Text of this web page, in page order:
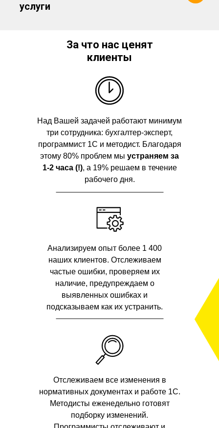
услуги
За что нас ценят
клиенты
Над Вашей задачей работают минимум
три сотрудника: бухгалтер-эксперт,
программист 1С и методист. Благодаря
этому 80% проблем мы устраняем за
1-2 часа (!), а 19% решаем в течение
рабочего дня.
Анализируем опыт более 1 400
наших клиентов. Отслеживаем
частые ошибки, проверяем их
наличие, предупреждаем о
выявленных ошибках и
подсказываем как их устранить.
Отслеживаем все изменения в
нормативных документах и работе 1С.
Методисты еженедельно готовят
подборку изменений.